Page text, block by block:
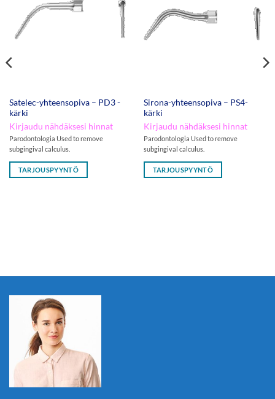
Satelec-yhteensopiva – PD3 -
kärki
Kirjaudu nähdäksesi hinnat
Parodontologia Used to remove
subgingival calculus.
TARJOUSPYYNTÖ
Sirona-yhteensopiva – PS4-
kärki
Kirjaudu nähdäksesi hinnat
Parodontologia Used to remove
subgingival calculus.
TARJOUSPYYNTÖ